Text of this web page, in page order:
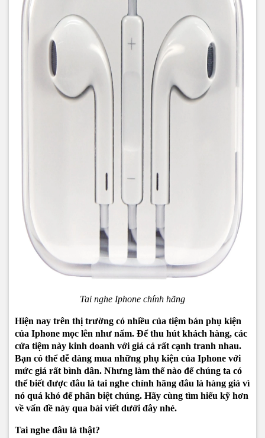
Tai nghe Iphone chính hãng
Hiện nay trên thị trường có nhiều của tiệm bán phụ kiện
của Iphone mọc lên như nấm. Để thu hút khách hàng, các
cửa tiệm này kinh doanh với giá cả rất cạnh tranh nhau.
Bạn có thể dễ dàng mua những phụ kiện của Iphone với
mức giá rất bình dân. Nhưng làm thế nào để chúng ta có
thể biết được đâu là tai nghe chính hãng đâu là hàng giả vì
nó quá khó để phân biệt chúng. Hãy cùng tìm hiểu kỹ hơn
về vấn đề này qua bài viết dưới đây nhé.
Tai nghe đâu là thật?